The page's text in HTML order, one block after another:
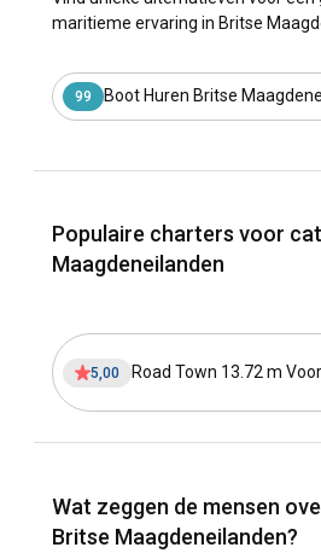
maritieme ervaring in Britse
99 Boot Huren Britse
Populaire charters voor
Maagdeneilanden
5,00 Road Town 13.72 m
Wat zeggen de mensen
Britse Maagdeneilanden?